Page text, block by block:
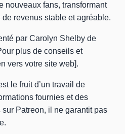
nouveaux fans, transformant
revenus stable et agréable.
par Carolyn Shelby de
plus de conseils et
vers votre site web].
le fruit d’un travail de
fournies et des
Patreon, il ne garantit pas